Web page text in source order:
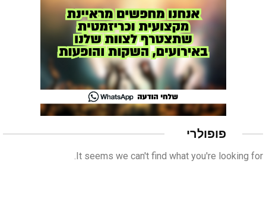
פופולרי
It seems we can't find what you're looking for.